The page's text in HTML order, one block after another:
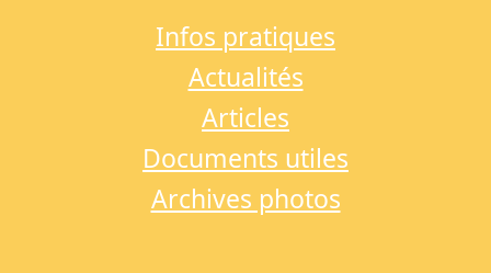
Infos pratiques
Actualités
Articles
Documents utiles
Archives photos